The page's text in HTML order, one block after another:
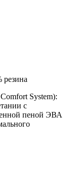
резина
System):
с
пеной ЭВА